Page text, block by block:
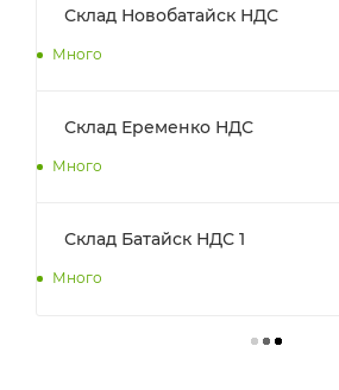
Склад Новобатайск НДС
Много
Склад Еременко НДС
Много
Склад Батайск НДС 1
Много